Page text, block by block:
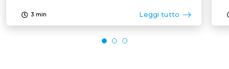
3 min Leggi tutto